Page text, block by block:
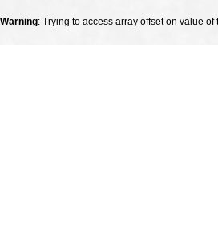
Warning: Trying to access array offset on value of